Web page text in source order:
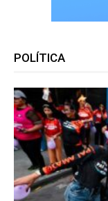
POLÍTICA